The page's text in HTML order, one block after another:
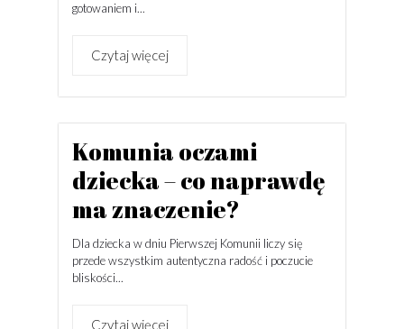
gotowaniem i...
Czytaj więcej
Komunia oczami
dziecka – co naprawdę
ma znaczenie?
Dla dziecka w dniu Pierwszej Komunii liczy się
przede wszystkim autentyczna radość i poczucie
bliskości...
Czytaj więcej